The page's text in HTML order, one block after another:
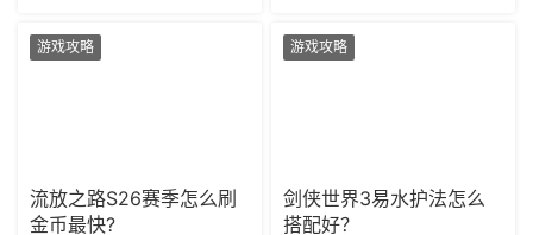
游戏攻略
流放之路S26赛季怎么刷
金币最快?
游戏攻略
剑侠世界3易水护法怎么
搭配好？